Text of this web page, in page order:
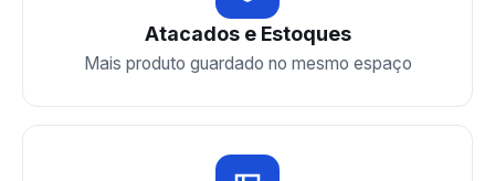
Atacados e Estoques
Mais produto guardado no mesmo espaço